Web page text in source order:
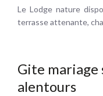
Le Lodge nature
terrasse attenante,
Gite mariage
alentours